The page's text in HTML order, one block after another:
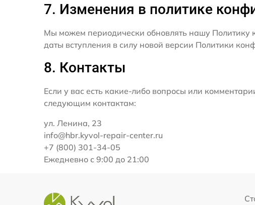
7. Изменения в политике
Мы можем периодически обновлять нашу Политику
даты вступления в силу новой версии Политики
8. Контакты
Если у вас есть какие-либо вопросы или
следующим контактам:
ул. Ленина, 23
info@hbr.kyvol-repair-center.ru
+7 (800) 301-34-05
Ежедневно с 9:00 до 21:00